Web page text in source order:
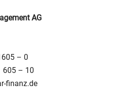
AG
– 0
605 – 10
finanz.de